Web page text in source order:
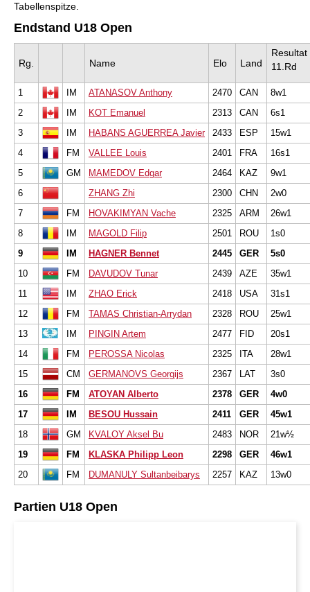
Tabellenspitze.
Endstand U18 Open
Rg. Name Elo Land
Resultat
11.Rd
1 IM ATANASOV Anthony 2470 CAN
8w1
2
IM KOT Emanuel 2313 CAN
6s1
3
IM HABANS AGUERREA Javier 2433 ESP
15w1
4
FM VALLEE Louis 2401 FRA
16s1
5
GM MAMEDOV Edgar 2464 KAZ
9w1
6
ZHANG Zhi 2300 CHN
2w0
7
FM HOVAKIMYAN Vache 2325 ARM
26w1
8
IM MAGOLD Filip 2501 ROU
1s0
9
IM HAGNER Bennet 2445 GER
5s0
10
FM DAVUDOV Tunar 2439 AZE
35w1
11
IM ZHAO Erick 2418 USA
31s1
12
FM TAMAS Christian-Arrydan 2328 ROU
25w1
13
IM PINGIN Artem 2477 FID
20s1
14
FM PEROSSA Nicolas 2325 ITA
28w1
15
CM GERMANOVS Georgijs 2367 LAT
3s0
16
FM ATOYAN Alberto 2378 GER
4w0
17
IM BESOU Hussain 2411 GER
45w1
18
GM KVALOY Aksel Bu 2483 NOR
21w½
19
FM KLASKA Philipp Leon 2298 GER
46w1
20
FM DUMANULY Sultanbeibarys 2257 KAZ 13w0
Partien U18 Open